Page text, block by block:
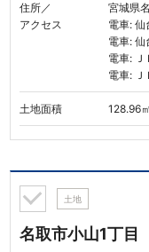
住所／
アクセス
宮城県
電車:
電車:
電車:
電車:
土地面積 128.96
土地
名取市小山1丁